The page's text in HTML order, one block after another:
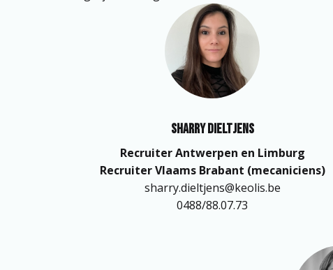
Sharry Dieltjens
Recruiter Antwerpen en Limburg
Recruiter Vlaams Brabant (mecaniciens)
sharry.dieltjens@keolis.be
0488/88.07.73